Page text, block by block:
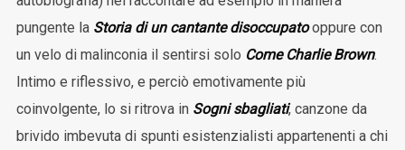
pungente la Storia di un cantante disoccupatooppure con
un velo di malinconia il sentirsi solo Come Charlie Brown.
Intimo e riflessivo, e perciò emotivamente più
coinvolgente, lo si ritrova in Sogni sbagliati, canzone da
brivido imbevuta di spunti esistenzialisti appartenenti a chi